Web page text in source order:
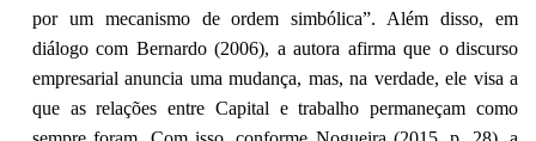
por um mecanismo de ordem simbólica”. Além disso, em
diálogo com Bernardo (2006), a autora afirma que o discurso
empresarial anuncia uma mudança, mas, na verdade, ele visa a
que as relações entre Capital e trabalho permaneçam como